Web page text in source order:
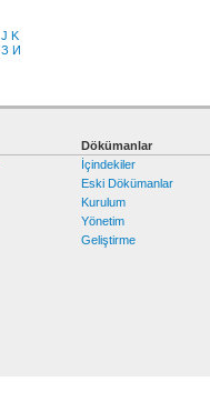
J K
З И
Dökümanlar
İçindekiler
Eski Dökümanlar
Kurulum
Yönetim
Geliştirme